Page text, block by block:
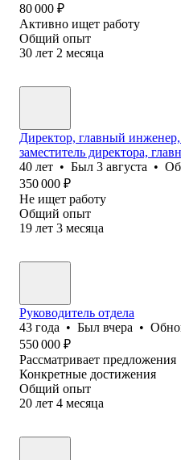
80 000 ₽
Активно ищет работу
Общий опыт
30 лет 2 месяца
Директор, главный
заместитель директора,
40 лет • Был 3 августа •
350 000 ₽
Не ищет работу
Общий опыт
19 лет 3 месяца
Руководитель отдела
43 года • Был вчера •
550 000 ₽
Рассматривает предложения
Конкретные достижения
Общий опыт
20 лет 4 месяца